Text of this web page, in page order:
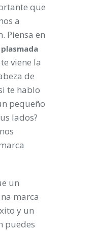
que
a
Piensa en
te viene la
de
te hablo
pequeño
lados?
un
marca
y un
puedes